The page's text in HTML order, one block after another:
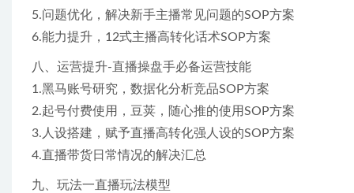
5.问题优化，解决新手主播常见问题的SOP方案
6.能力提升，12式主播高转化话术SOP方案
八、运营提升-直播操盘手必备运营技能
1.黑马账号研究，数据化分析竞品SOP方案
2.起号付费使用，豆荚，随心推的使用SOP方案
3.人设搭建，赋予直播高转化强人设的SOP方案
4.直播带货日常情况的解决汇总
九、玩法一直播玩法模型